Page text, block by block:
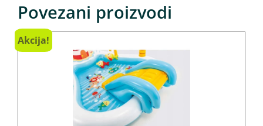
Povezani proizvodi
Akcija!